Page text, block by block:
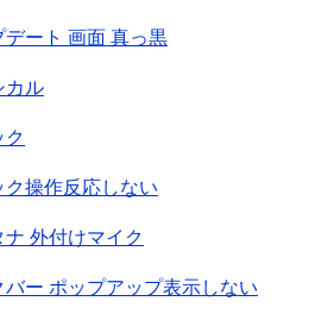
ート 画面 真っ黒
カル
ク
操作反応しない
外付けマイク
ー ポップアップ表示しない